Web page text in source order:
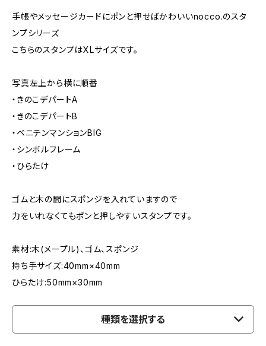
手帳やメッセージカードにポンと押せばかわいいnocco.のスタ
ンプシリーズ
こちらのスタンプはXLサイズです。
写真左上から横に順番
・きのこデパートA
・きのこデパートB
・ベニテンマンションBIG
・シンボルフレーム
・ひらたけ
ゴムと木の間にスポンジを入れていますので
力をいれなくてもポンと押しやすいスタンプです。
素材:木(メープル)、ゴム、スポンジ
持ち手サイズ:40mm×40mm
ひらたけ:50mm×30mm
種類を選択する